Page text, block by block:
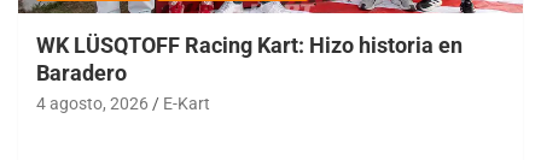
WK LÜSQTOFF Racing Kart: Hizo historia en
Baradero
4 agosto, 2026 E-Kart